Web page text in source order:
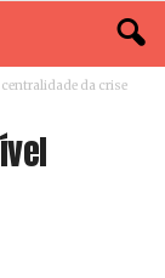
da crise